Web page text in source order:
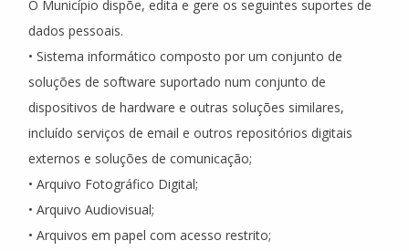
O Município dispõe, edita e gere os seguintes suportes de
dados pessoais.
• Sistema informático composto por um conjunto de
soluções de software suportado num conjunto de
dispositivos de hardware e outras soluções similares,
incluído serviços de email e outros repositórios digitais
externos e soluções de comunicação;
• Arquivo Fotográfico Digital;
• Arquivo Audiovisual;
• Arquivos em papel com acesso restrito;